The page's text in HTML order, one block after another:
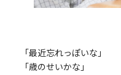
「最近忘れっぽいな」
「歳のせいかな」